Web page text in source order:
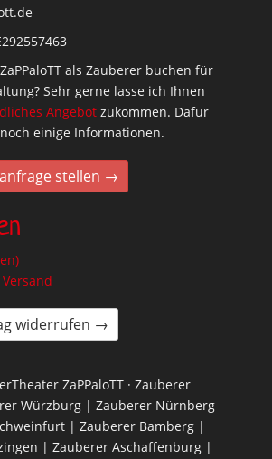
als Zauberer buchen für
Sehr gerne lasse ich Ihnen
Angebot zukommen. Dafür
einige Informationen.
stellen →
widerrufen →
ZaPPaloTT · Zauberer
Würzburg | Zauberer Nürnberg
| Zauberer Bamberg |
| Zauberer Aschaffenburg |